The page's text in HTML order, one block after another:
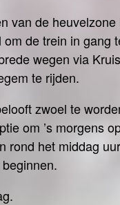
van de
om de trein in gang
wegen via
te rijden.
zwoel te
om ’s morgens
rond het middag